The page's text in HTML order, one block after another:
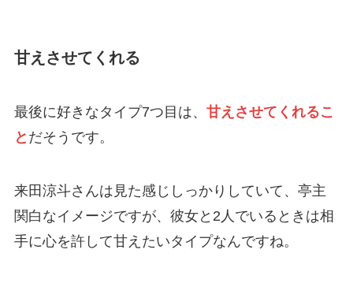
甘えさせてくれる
最後に好きなタイプ7つ目は、 甘えさせてくれるこ
と だそうです。
来田涼斗さんは見た感じしっかりしていて、亭主
関白なイメージですが、彼女と2人でいるときは相
手に心を許して甘えたいタイプなんですね。